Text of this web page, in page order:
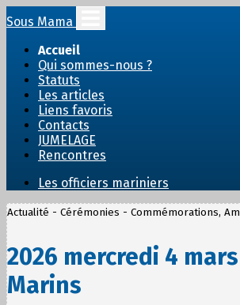
Sous Mama
Accueil
Qui sommes-nous ?
Statuts
Les articles
Liens favoris
Contacts
JUMELAGE
Rencontres
Les officiers mariniers
Actualité - Cérémonies - Commémorations,
2026 mercredi 4
Marins